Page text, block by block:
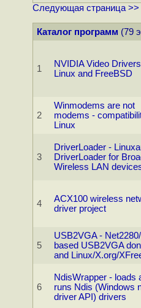
Следующая страница >>
Каталог программ (79
1
NVIDIA Video
Linux and FreeBSD
2
Winmodems are not
modems -
Linux
3
DriverLoader -
DriverLoader for
Wireless LAN
4
ACX100 wireless
driver project
5
USB2VGA -
based USB2VGA
and Linux/X.org/
6
NdisWrapper - loads
runs Ndis (Windows
driver API) drivers